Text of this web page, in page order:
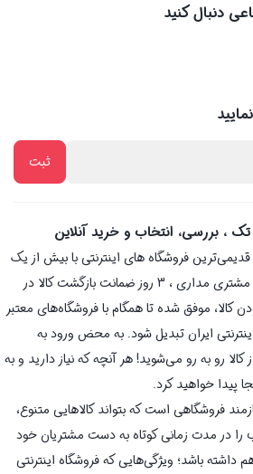
دنبال کنید
، بررسی، انتخاب و خرید آنلاین
فروشگاه های اینترنتی با بیش از یک
دهه تجربه، با پایبندی به اصل مشتری مداری ، 3 روز ضمانت بازگشت کالا در
موفق شده تا همگام با فروشگاه‌های معتبر
ایران تبدیل شود. به محض ورود به
رو به رو می‌شوید! هر آنچه که نیاز دارید و به
پیدا خواهید کرد.
فروشگاهی است که بتواند کالاهایی متنوع،
را در مدت زمانی کوتاه به دست مشتریان خود
داشته باشد؛ ویژگی‌هایی که فروشگاه اینترنتی